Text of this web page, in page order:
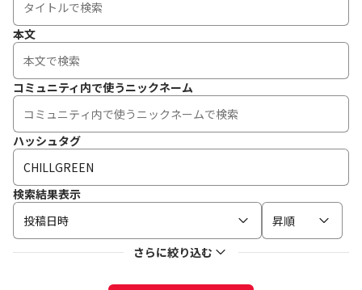
本文
コミュニティ内で使うニックネーム
ハッシュタグ
検索結果表示
投稿日時
昇順
さらに絞り込む